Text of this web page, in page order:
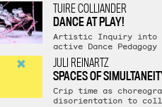
TUIRE COLLIANDER
DANCE AT PLAY!
Artistic Inquiry into
active Dance
JULI REINARTZ
SPACES OF
Crip time as
disorientation to